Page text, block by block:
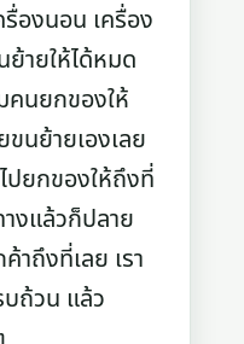
องนอน เครื่อง
ย้ายให้ได้หมด
นยกของให้
นย้ายเองเลย
ปยกของให้ถึงที่
งแล้วก็ปลาย
าถึงที่เลย เรา
ถ้วน แล้ว